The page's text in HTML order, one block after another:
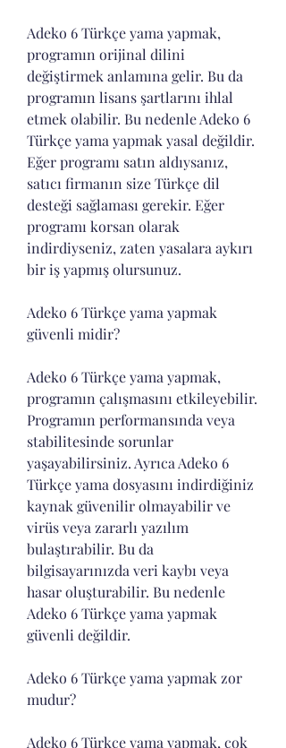
Adeko 6 Türkçe yama yapmak,
programın orijinal dilini
değiştirmek anlamına gelir. Bu da
programın lisans şartlarını ihlal
etmek olabilir. Bu nedenle Adeko 6
Türkçe yama yapmak yasal değildir.
Eğer programı satın aldıysanız,
satıcı firmanın size Türkçe dil
desteği sağlaması gerekir. Eğer
programı korsan olarak
indirdiyseniz, zaten yasalara aykırı
bir iş yapmış olursunuz.
Adeko 6 Türkçe yama yapmak
güvenli midir?
Adeko 6 Türkçe yama yapmak,
programın çalışmasını etkileyebilir.
Programın performansında veya
stabilitesinde sorunlar
yaşayabilirsiniz. Ayrıca Adeko 6
Türkçe yama dosyasını indirdiğiniz
kaynak güvenilir olmayabilir ve
virüs veya zararlı yazılım
bulaştırabilir. Bu da
bilgisayarınızda veri kaybı veya
hasar oluşturabilir. Bu nedenle
Adeko 6 Türkçe yama yapmak
güvenli değildir.
Adeko 6 Türkçe yama yapmak zor
mudur?
Adeko 6 Türkçe yama yapmak, çok